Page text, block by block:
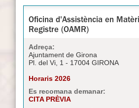
Oficina d'Assistència en
Registre (OAMR)
Adreça:
Ajuntament de Girona
Pl. del Vi, 1 - 17004 GIRONA
Horaris 2026
Es recomana demanar:
CITA PRÈVIA